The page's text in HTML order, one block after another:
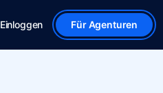
Einloggen Für Agenturen